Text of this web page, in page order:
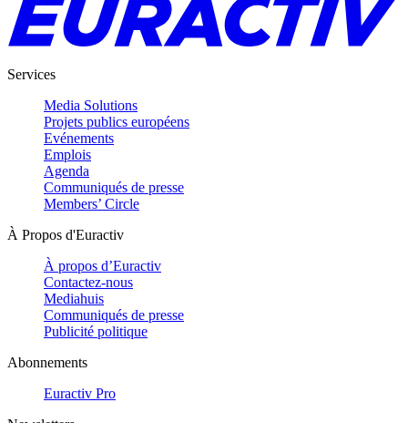
Services
Media Solutions
Projets publics européens
Evénements
Emplois
Agenda
Communiqués de presse
Members’ Circle
À Propos d'Euractiv
À propos d’Euractiv
Contactez-nous
Mediahuis
Communiqués de presse
Publicité politique
Abonnements
Euractiv Pro